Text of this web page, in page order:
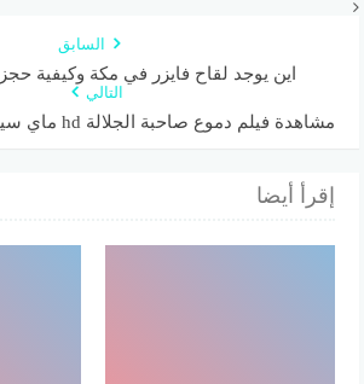
السابق
اين يوجد لقاح فايزر في مكة وكيفية
التالي
مشاهدة فيلم دموع صاحبة الجلالة hd ماي سيما اكوام لاروزا كامل
إقرأ أيضا